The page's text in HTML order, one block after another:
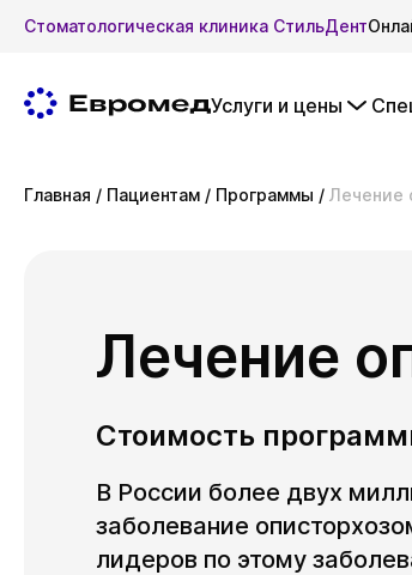
Стоматологическая клиника СтильДент
Услуги и цены
Главная / Пациентам / Программы / Лечение
Лечение
Стоимость
В России более двух
заболевание
лидеров по этому